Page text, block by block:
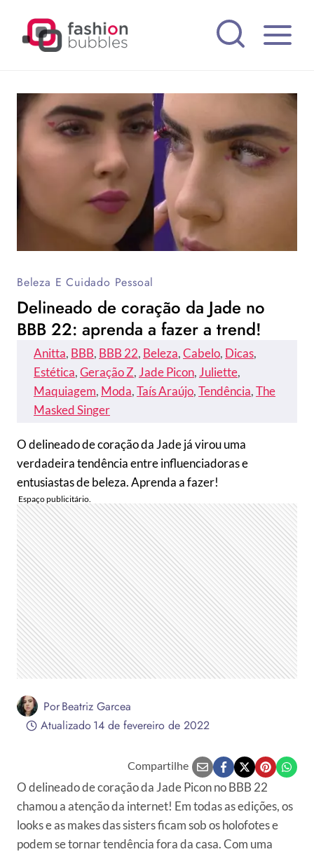
Beleza E Cuidado Pessoal
Delineado de coração da Jade no
BBB 22: aprenda a fazer a trend!
Anitta, BBB, BBB 22, Beleza, Cabelo, Dicas
Estética, Geração Z, Jade Picon, Juliette
Maquiagem, Moda, Taís Araújo, Tendência, The
Masked Singer
O delineado de coração da Jade já virou uma
verdadeira tendência entre influenciadoras e
entusiastas de beleza. Aprenda a fazer!
PorBeatriz Garcea
Atualizado14 de fevereiro de 2022
Compartilhe
O delineado de coração da Jade Picon no BBB 22
chamou a atenção da internet! Em todas as edições, os
looks e as makes das sisters ficam sob os holofotes e
podem se tornar tendência fora da casa. Com uma